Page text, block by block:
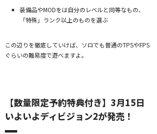
装備品やMODをは自分のレベルと同等なもの、
「特殊」ランク以上のものを選ぶ
この辺りを徹底していけば、ソロでも普通のTPSやFPS
ぐらいの難易度で遊べますよ。
【数量限定予約特典付き】3月15日
いよいよディビジョン2が発売！